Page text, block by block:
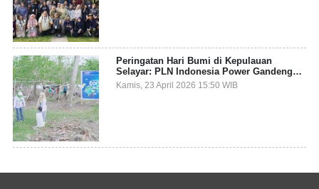
Peringatan Hari Bumi di Kepulauan
Selayar: PLN Indonesia Power Gandeng
Pemda dan Komunitas, Giatkan Restorasi
Mangrove
Kamis, 23 April 2026 15:50 WIB